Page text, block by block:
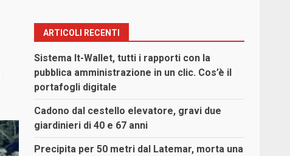
ARTICOLI RECENTI
Sistema It-Wallet, tutti i rapporti con la
pubblica amministrazione in un clic. Cos’è il
portafogli digitale
Cadono dal cestello elevatore, gravi due
giardinieri di 40 e 67 anni
Precipita per 50 metri dal Latemar, morta una